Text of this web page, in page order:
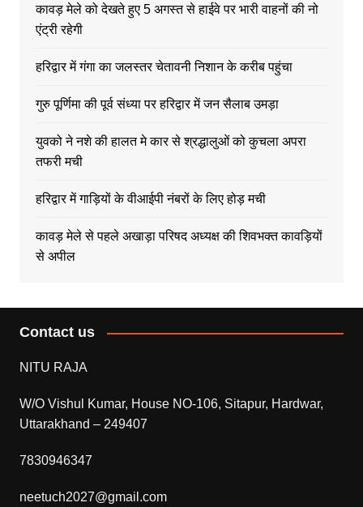
कावड़ मेले को देखते हुए 5 अगस्त से हाईवे पर भारी वाहनों की नो
एंट्री रहेगी
हरिद्वार में गंगा का जलस्तर चेतावनी निशान के करीब पहुंचा
गुरु पूर्णिमा की पूर्व संध्या पर हरिद्वार में जन सैलाब उमड़ा
युवको ने नशे की हालत मे कार से श्रद्धालुओं को कुचला अपरा
तफरी मची
हरिद्वार में गाड़ियों के वीआईपी नंबरों के लिए होड़ मची
कावड़ मेले से पहले अखाड़ा परिषद अध्यक्ष की शिवभक्त कावड़ियों
से अपील
Contact us
NITU RAJA
W/O Vishul Kumar, House NO-106, Sitapur, Hardwar,
Uttarakhand – 249407
7830946347
neetuch2027@gmail.com